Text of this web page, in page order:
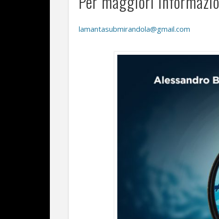
lamantasubmirandola@gmail.com